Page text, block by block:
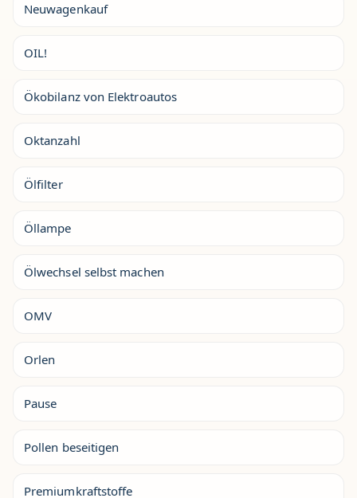
Neuwagenkauf
OIL!
Ökobilanz von Elektroautos
Oktanzahl
Ölfilter
Öllampe
Ölwechsel selbst machen
OMV
Orlen
Pause
Pollen beseitigen
Premiumkraftstoffe